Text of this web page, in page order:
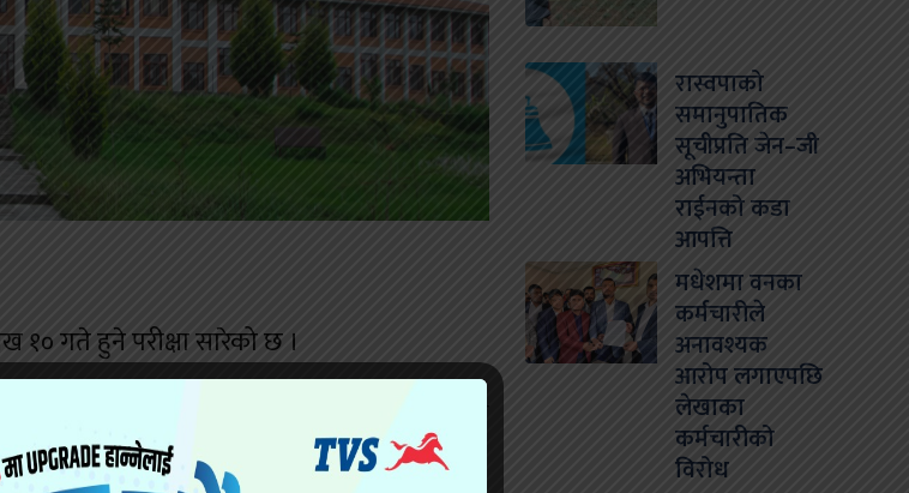
१० गते हुने परीक्षा सारेको छ ।
भएपछि परीक्षा वैशाख १६ गतेलाई सारिएको
रास्वपाको
समानुपातिक
सूचीप्रति जेन–जी
अभियन्ता
राईनको कडा
आपत्ति
मधेशमा वनका
कर्मचारीले
अनावश्यक
आरोप लगाएपछि
लेखाका
कर्मचारीको
विरोध